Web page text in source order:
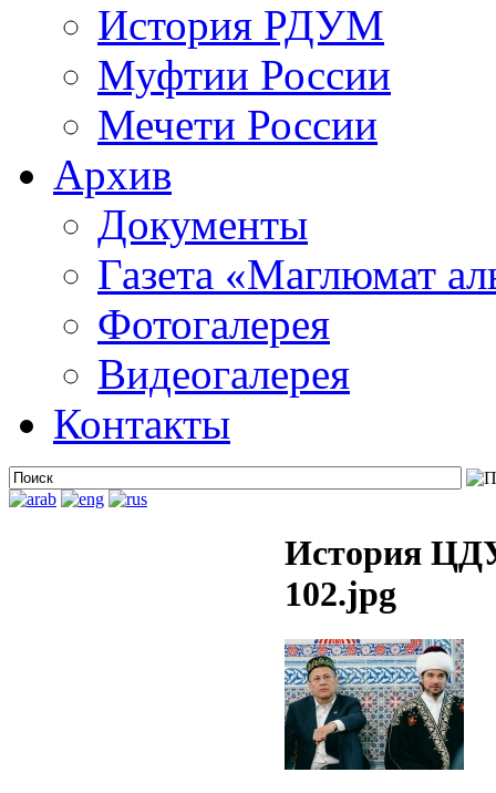
История РДУМ
Муфтии России
Мечети России
Архив
Документы
Газета «Маглюмат
Фотогалерея
Видеогалерея
Контакты
История
102.jpg